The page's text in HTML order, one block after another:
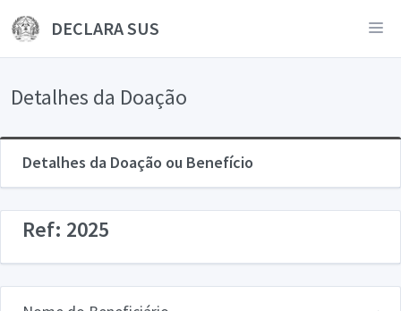
DECLARA SUS
Detalhes da Doação
Detalhes da Doação ou Benefício
Ref: 2025